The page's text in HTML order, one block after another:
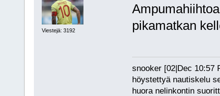
Viestejä: 3192
pikamatkan
snooker [02|Dec 10:57
höystettyä nautiskelu
huora nelinkontin